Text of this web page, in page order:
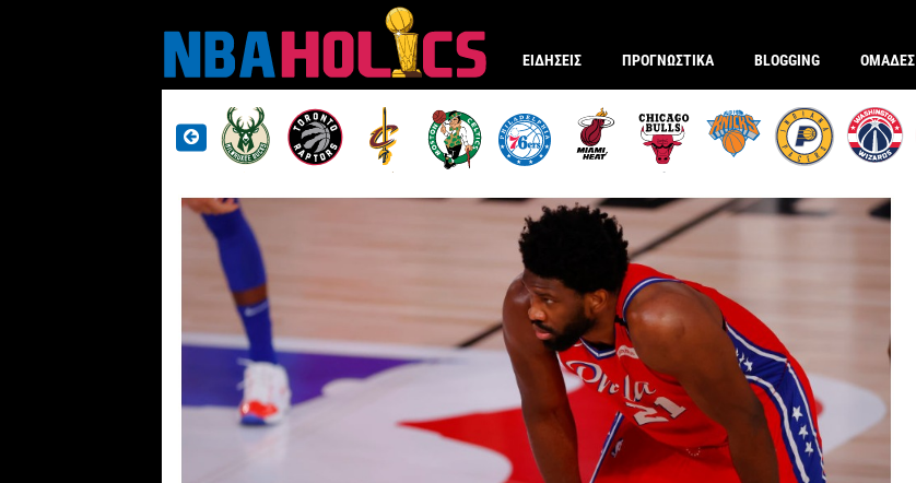
ΕΙΔΗΣΕΙΣ ΠΡΟΓΝΩΣΤΙΚΑ BLOGGING ΟΜΑΔΕΣ